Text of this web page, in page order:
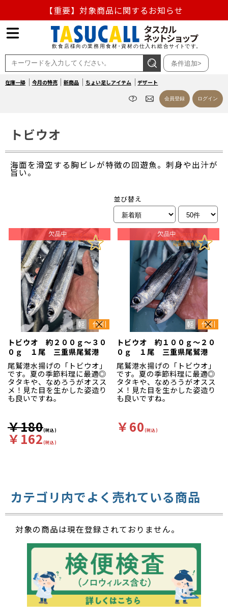
【重要】対象商品に関するお知らせ
【重要】熊本地震の影響による商品出荷停止のお知らせ
熊本県熊本地方を震源とする地震の影響によるお荷物のお
届け遅延について
条件追加>
在庫一掃 今月の特売 新商品 ちょい足しアイテム デザート
会員登録 ログイン
トビウオ
海面を滑空する胸ビレが特徴の回遊魚。刺身や出汁が
旨い。
並び替え
トビウオ 約２００ｇ～３０
０ｇ １尾 三重県尾鷲港
尾鷲港水揚げの「トビウオ」
です。夏の季節料理に最適◎
タタキや、なめろうがオスス
メ！見た目を生かした姿造り
も良いですね。
￥180(税込)
￥162(税込)
トビウオ 約１００ｇ～２０
０ｇ １尾 三重県尾鷲港
尾鷲港水揚げの「トビウオ」
です。夏の季節料理に最適◎
タタキや、なめろうがオスス
メ！見た目を生かした姿造り
も良いですね。
￥60(税込)
カテゴリ内でよく売れている商品
対象の商品は現在登録されておりません。